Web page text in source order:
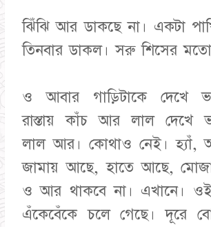
ঝিঁঝি আর ডাকছে না। একটা
তিনবার ডাকল। সরু শিসের
ও আবার গাড়িটাকে দেখে
রাস্তায় কাঁচ আর লাল দেখে
লাল আর। কোথাও নেই। হ্যাঁ,
জামায় আছে, হাতে আছে,
ও আর থাকবে না। এখানে। ওই
এঁকেবেঁকে চলে গেছে। দূরে